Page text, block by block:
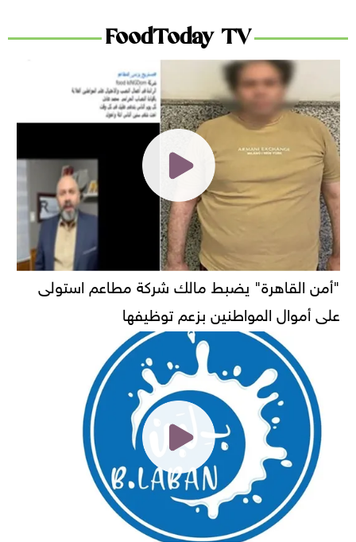
FoodToday TV
"أمن القاهرة" يضبط مالك شركة مطاعم استولى
على أموال المواطنين بزعم توظيفها